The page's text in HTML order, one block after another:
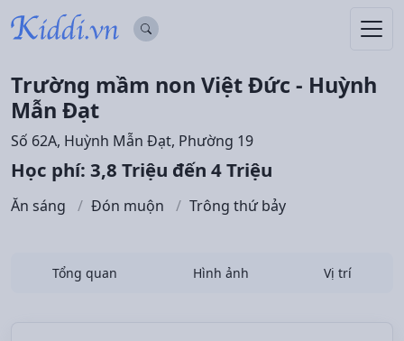
Trường mầm non Việt Đức - Huỳnh
Mẫn Đạt
Số 62A, Huỳnh Mẫn Đạt, Phường 19
Học phí: 3,8 Triệu đến 4 Triệu
Ăn sáng Đón muộn Trông thứ bảy
Tổng quan Hình ảnh Vị trí